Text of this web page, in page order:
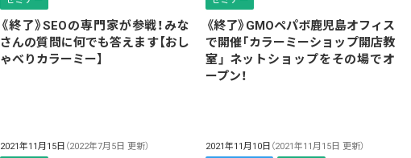
《終了》SEOの専門家が参戦！みな
さんの質問に何でも答えます【おし
ゃべりカラーミー】
《終了》GMOペパボ鹿児島オフィス
で開催「カラーミーショップ開店教
室」 ネットショップをその場でオ
ープン！
2021年11月15日 （2022年7月5日 更新） 2021年11月10日 （2021年11月15日 更新）